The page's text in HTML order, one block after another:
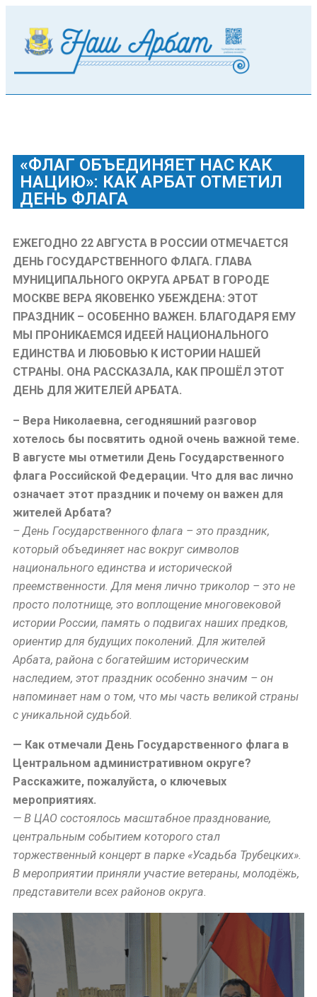
«ФЛАГ ОБЪЕДИНЯЕТ НАС КАК
НАЦИЮ»: КАК АРБАТ ОТМЕТИЛ
ДЕНЬ ФЛАГА
ЕЖЕГОДНО 22 АВГУСТА В РОССИИ ОТМЕЧАЕТСЯ
ДЕНЬ ГОСУДАРСТВЕННОГО ФЛАГА. ГЛАВА
МУНИЦИПАЛЬНОГО ОКРУГА АРБАТ В ГОРОДЕ
МОСКВЕ ВЕРА ЯКОВЕНКО УБЕЖДЕНА: ЭТОТ
ПРАЗДНИК – ОСОБЕННО ВАЖЕН. БЛАГОДАРЯ ЕМУ
МЫ ПРОНИКАЕМСЯ ИДЕЕЙ НАЦИОНАЛЬНОГО
ЕДИНСТВА И ЛЮБОВЬЮ К ИСТОРИИ НАШЕЙ
СТРАНЫ. ОНА РАССКАЗАЛА, КАК ПРОШЁЛ ЭТОТ
ДЕНЬ ДЛЯ ЖИТЕЛЕЙ АРБАТА.
– Вера Николаевна, сегодняшний разговор
хотелось бы посвятить одной очень важной теме.
В августе мы отметили День Государственного
флага Российской Федерации. Что для вас лично
означает этот праздник и почему он важен для
жителей Арбата?
– День Государственного флага – это праздник,
который объединяет нас вокруг символов
национального единства и исторической
преемственности. Для меня лично триколор – это не
просто полотнище, это воплощение многовековой
истории России, память о подвигах наших предков,
ориентир для будущих поколений. Для жителей
Арбата, района с богатейшим историческим
наследием, этот праздник особенно значим – он
напоминает нам о том, что мы часть великой страны
с уникальной судьбой.
— Как отмечали День Государственного флага в
Центральном административном округе?
Расскажите, пожалуйста, о ключевых
мероприятиях.
— В ЦАО состоялось масштабное празднование,
центральным событием которого стал
торжественный концерт в парке «Усадьба Трубецких».
В мероприятии приняли участие ветераны, молодёжь,
представители всех районов округа.